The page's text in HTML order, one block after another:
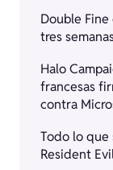
Double
tres
Halo
francesas
contra
Todo lo que
Resident